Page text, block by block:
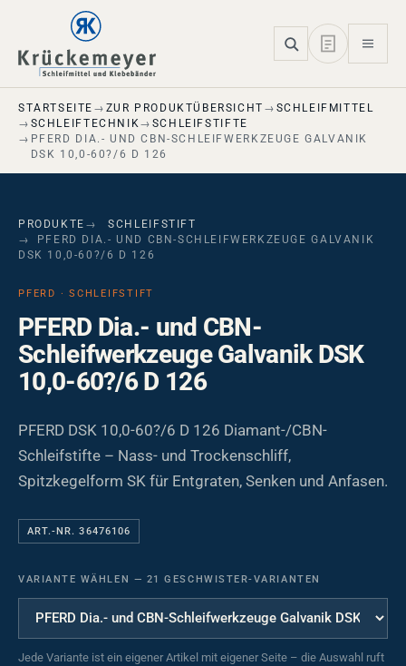
Skip to main navigation
Skip to main content
Skip to page footer
STARTSEITE ZUR PRODUKTÜBERSICHT
SCHLEIFMITTEL
SCHLEIFTECHNIK
SCHLEIFSTIFTE
PFERD DIA.- UND CBN-SCHLEIFWERKZEUGE GALVANIK
DSK 10,0-60?/6 D 126
PRODUKTE
SCHLEIFSTIFT
PFERD DIA.- UND CBN-SCHLEIFWERKZEUGE GALVANIK
DSK 10,0-60?/6 D 126
PFERD · SCHLEIFSTIFT
PFERD Dia.- und CBN-
Schleifwerkzeuge Galvanik DSK
10,0-60?/6 D 126
PFERD DSK 10,0-60?/6 D 126 Diamant-/CBN-
Schleifstifte – Nass- und Trockenschliff,
Spitzkegelform SK für Entgraten, Senken und Anfasen.
ART.-NR. 36476106
VARIANTE WÄHLEN — 21 GESCHWISTER-VARIANTEN
Jede Variante ist ein eigener Artikel mit eigener Seite – die Auswahl ruft